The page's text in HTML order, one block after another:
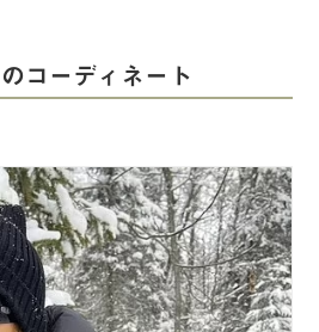
コーディネート